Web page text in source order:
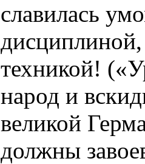
славилась
техникой!
народ и
великой
должны